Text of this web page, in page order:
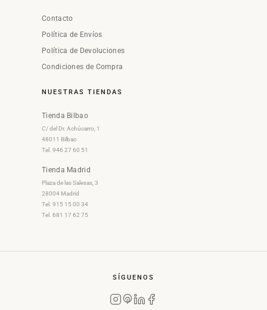
Contacto
Política de Envíos
Política de Devoluciones
Condiciones de Compra
NUESTRAS TIENDAS
Tienda Bilbao
C/ del Dr. Achúcarro, 1
48011 Bilbao
Tel. 946 27 60 51
Tienda Madrid
Plaza de las Salesas, 3
28004 Madrid
Tel. 915 15 00 34
Tel. 681 17 62 75
SÍGUENOS